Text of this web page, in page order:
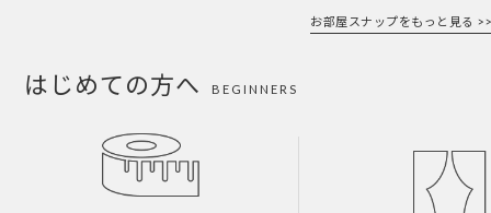
お部屋スナップをもっと見る >>
はじめての方へ BEGINNERS